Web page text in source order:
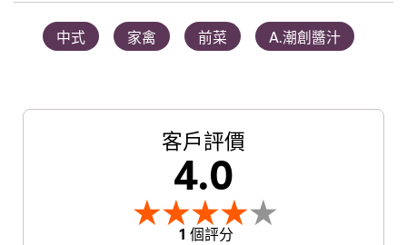
中式 家禽 前菜 A.潮創醬汁
客戶評價
4.0
1 個評分